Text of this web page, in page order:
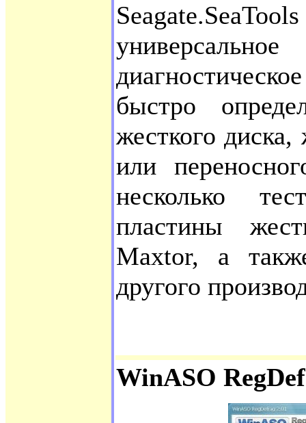
быстро
жесткого диска,
или
несколько
пластины
Maxtor, а
другого
WinASO